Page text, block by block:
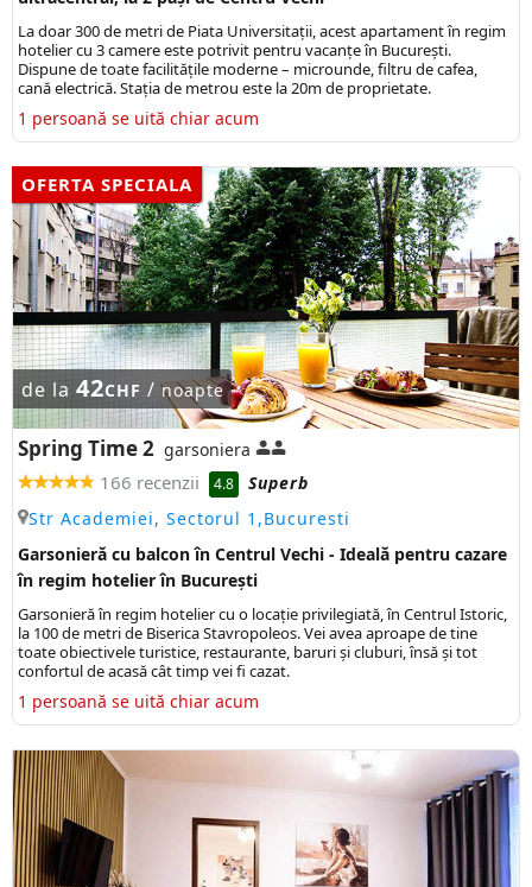
La doar 300 de metri de Piata Universitații, acest apartament în regim
hotelier cu 3 camere este potrivit pentru vacanțe în București.
Dispune de toate facilitățile moderne – microunde, filtru de cafea,
cană electrică. Stația de metrou este la 20m de proprietate.
1 persoană se uită chiar acum
OFERTA SPECIALA
de la 42CHF /noapte
Spring Time 2 garsoniera
166 recenzii 4.8
Superb
Str Academiei, Sectorul 1,Bucuresti
Garsonieră cu balcon în Centrul Vechi - Ideală pentru cazare
în regim hotelier în București
Garsonieră în regim hotelier cu o locație privilegiată, în Centrul Istoric,
la 100 de metri de Biserica Stavropoleos. Vei avea aproape de tine
toate obiectivele turistice, restaurante, baruri și cluburi, însă și tot
confortul de acasă cât timp vei fi cazat.
1 persoană se uită chiar acum